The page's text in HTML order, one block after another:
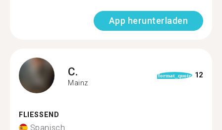
App herunterladen
C.
Mainz
format_quote 12
FLIESSEND
Spanisch